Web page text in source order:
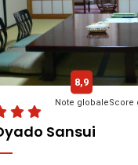
Sansui
8,9
Note globaleScore